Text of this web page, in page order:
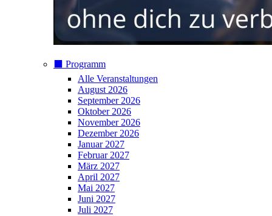
⬛️ Programm
Alle Veranstaltungen
August 2026
September 2026
Oktober 2026
November 2026
Dezember 2026
Januar 2027
Februar 2027
März 2027
April 2027
Mai 2027
Juni 2027
Juli 2027